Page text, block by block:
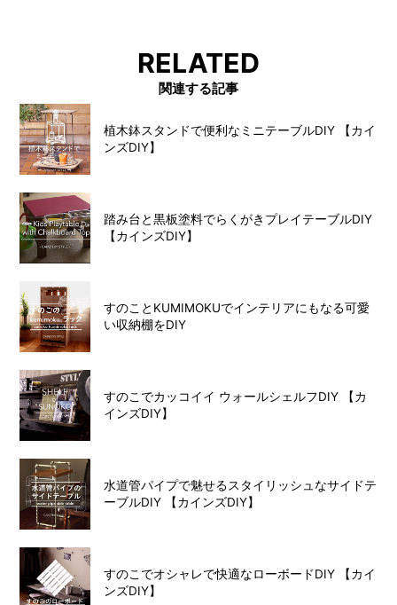
RELATED
関連する記事
植木鉢スタンドで便利なミニテーブルDIY 【カイ
ンズDIY】
踏み台と黒板塗料でらくがきプレイテーブルDIY
【カインズDIY】
すのことKUMIMOKUでインテリアにもなる可愛
い収納棚をDIY
すのこでカッコイイ ウォールシェルフDIY 【カ
インズDIY】
水道管パイプで魅せるスタイリッシュなサイドテ
ーブルDIY 【カインズDIY】
すのこでオシャレで快適なローボードDIY 【カイ
ンズDIY】